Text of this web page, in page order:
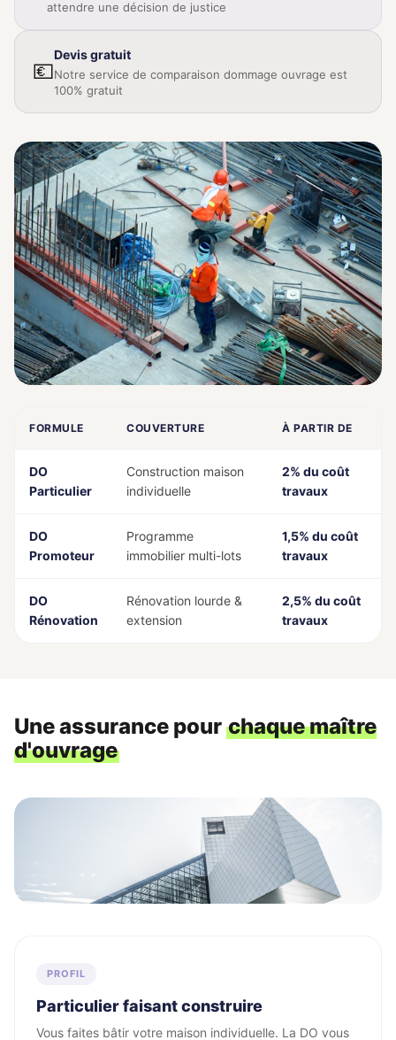
attendre une décision de justice
💶
Devis gratuit
Notre service de comparaison dommage ouvrage est
100% gratuit
FORMULE COUVERTURE À PARTIR DE
DO
Particulier
Construction maison
individuelle
2% du coût
travaux
DO
Promoteur
Programme
immobilier multi-lots
1,5% du coût
travaux
DO
Rénovation
Rénovation lourde &
extension
2,5% du coût
travaux
Une assurance pour chaque maître
d'ouvrage
PROFIL
Particulier faisant construire
Vous faites bâtir votre maison individuelle. La DO vous